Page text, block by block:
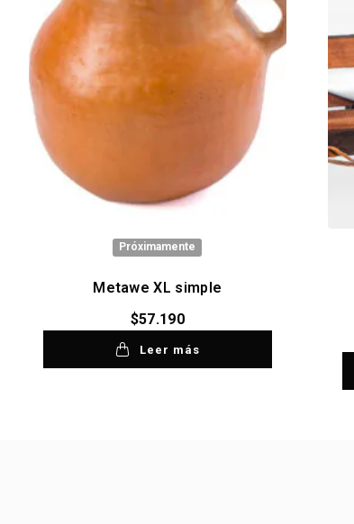
Próximamente
Metawe XL simple
$57.190
Leer más